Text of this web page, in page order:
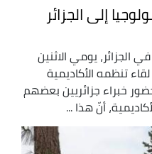
إلى الجزائر
يومي الاثنين
تنظمه الأكاديمية
خبراء جزائريين بعضهم
أنّ هذا ...